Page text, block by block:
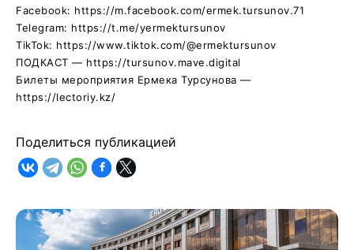
Facebook: https://m.facebook.com/ermek.tursunov.71
Telegram: https://t.me/yermektursunov
TikTok: https://www.tiktok.com/@ermektursunov
ПОДКАСТ — https://tursunov.mave.digital
Билеты мероприятия Ермека Турсунова —
https://lectoriy.kz/
Поделиться публикацией